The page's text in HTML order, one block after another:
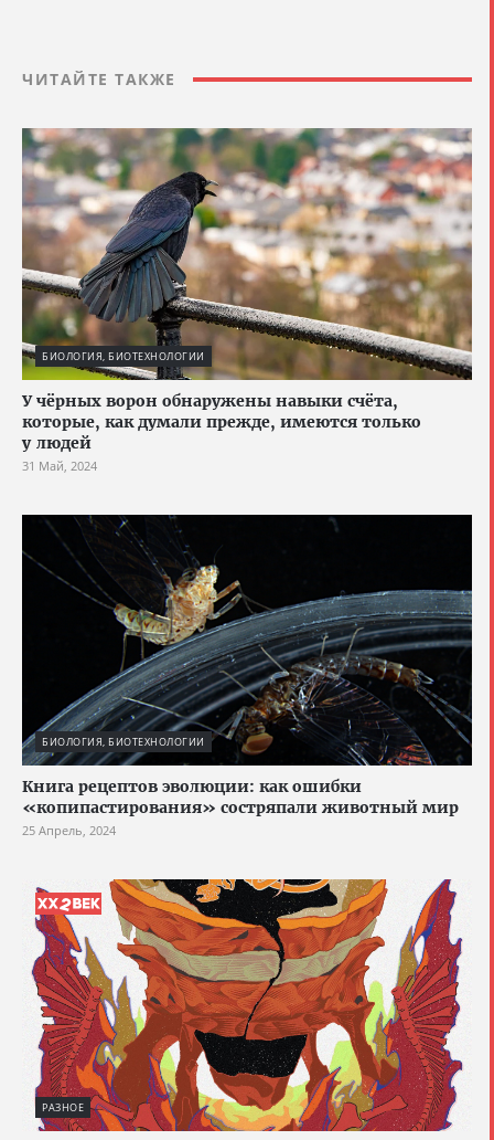
ЧИТАЙТЕ ТАКЖЕ
БИОЛОГИЯ, БИОТЕХНОЛОГИИ
У чёрных ворон обнаружены навыки счёта,
которые, как думали прежде, имеются только
у людей
31 Май, 2024
БИОЛОГИЯ, БИОТЕХНОЛОГИИ
Книга рецептов эволюции: как ошибки
«копипастирования» состряпали животный мир
25 Апрель, 2024
РАЗНОЕ